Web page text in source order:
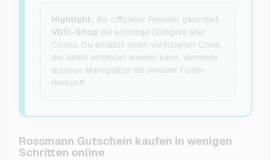
Highlight: Als offizieller Reseller garantiert
VGO-Shop die sofortige Gültigkeit aller
Codes. Du erhältst einen verifizierten Code,
der direkt eingelöst werden kann. Vermeide
dubiose Marktplätze mit unklarer Code-
Herkunft.
Rossmann Gutschein kaufen in wenigen
Schritten online